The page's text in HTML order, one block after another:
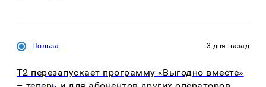
Польза 3 дня назад
Т2 перезапускает программу «Выгодно вместе»